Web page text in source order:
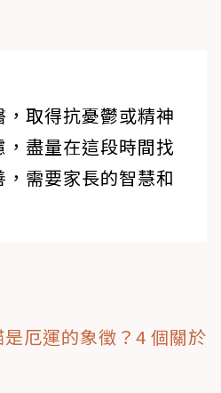
取得抗憂鬱或精神
盡量在這段時間找
需要家長的智慧和
是厄運的象徵？4 個關於